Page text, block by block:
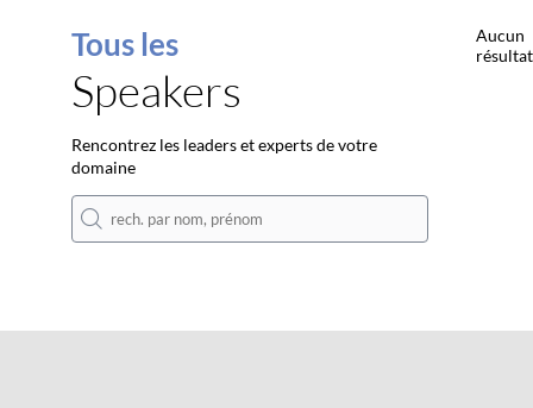
Tous les
Speakers
Rencontrez les leaders et experts de votre
domaine
Aucun
résultat